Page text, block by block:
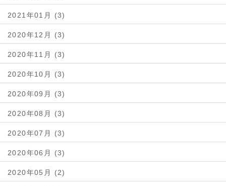
2021年01月 (3)
2020年12月 (3)
2020年11月 (3)
2020年10月 (3)
2020年09月 (3)
2020年08月 (3)
2020年07月 (3)
2020年06月 (3)
2020年05月 (2)